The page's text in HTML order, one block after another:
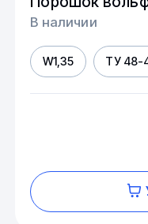
В наличии
W1,35 ТУ 48-